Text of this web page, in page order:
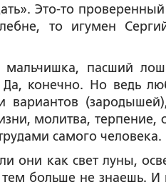
Это-то
то игумен
пасший
Да, конечно. Но ведь
молитва, терпение,
самого человека.
они как свет луны,
тем больше не знаешь.